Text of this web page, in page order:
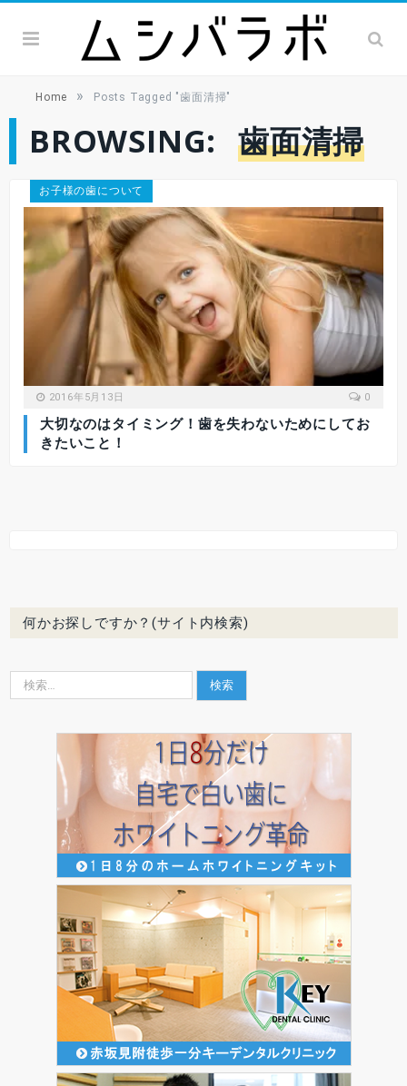
Home » Posts Tagged "歯面清掃"
BROWSING: 歯面清掃
お子様の歯について
2016年5月13日 0
大切なのはタイミング！歯を失わないためにしてお
きたいこと！
何かお探しですか？(サイト内検索)